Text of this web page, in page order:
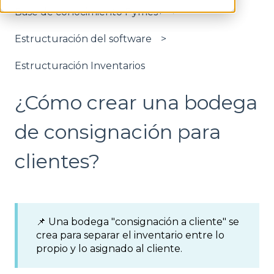
Base de conocimiento Pymes+
Estructuración del software
Estructuración Inventarios
¿Cómo crear una bodega
de consignación para
clientes?
📌 Una bodega "consignación a cliente" se
crea para separar el inventario entre lo
propio y lo asignado al cliente.